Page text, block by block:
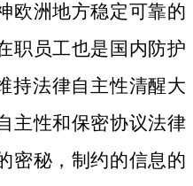
欧洲地方稳定可靠的
职员工也是国内防护
持法律自主性清醒大
主性和保密协议法律
密秘，制约的信息的